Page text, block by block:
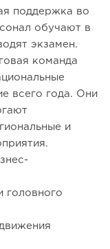
поддержка во
обучают в
экзамен.
команда
всего года. Они
и
головного